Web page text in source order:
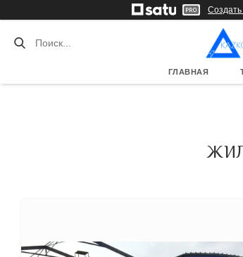
Создать
ГЛАВНАЯ